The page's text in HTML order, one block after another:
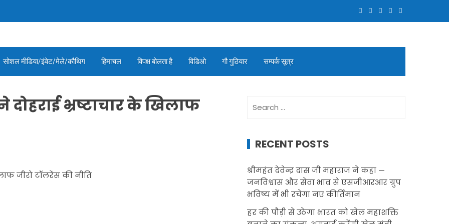
सोशल मीडिया/इंवेट/मेले/कौथिग हिमाचल विपक्ष बोलता है विडिओ गौ गुठियार सम्पर्क सूत्र
दोहराई भ्रष्टाचार के खिलाफ
जीरो टॉलरेंस की नीति
for:
RECENT POSTS
श्रीमहंत देवेन्द्र दास जी महाराज ने कहा —
जनविश्वास और सेवा भाव से एसजीआरआर ग्रुप
भविष्य में भी रचेगा नए कीर्तिमान
हर की पौड़ी से उठेगा भारत को खेल महाशक्ति